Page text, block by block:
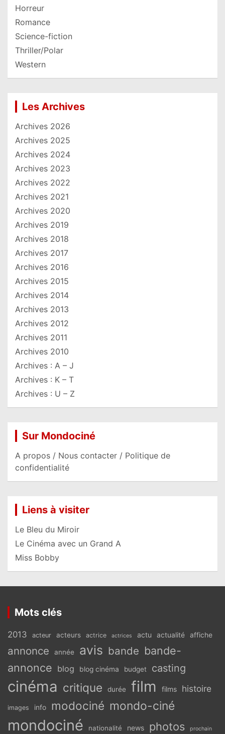
Horreur
Romance
Science-fiction
Thriller/Polar
Western
Les Archives
Archives 2026
Archives 2025
Archives 2024
Archives 2023
Archives 2022
Archives 2021
Archives 2020
Archives 2019
Archives 2018
Archives 2017
Archives 2016
Archives 2015
Archives 2014
Archives 2013
Archives 2012
Archives 2011
Archives 2010
Archives : A – J
Archives : K – T
Archives : U – Z
Sur Mondociné
A propos / Nous contacter / Politique de
confidentialité
Liens à visiter
Le Bleu du Miroir
Le Cinéma avec un Grand A
Miss Bobby
Mots clés
2013 acteur acteurs actrice actrices actu actualité affiche
annonce année avis bande bande-
annonce blog blog cinéma budget casting
cinéma critique durée film films histoire
images info modociné mondo-ciné
mondociné nationalité news photos prochain